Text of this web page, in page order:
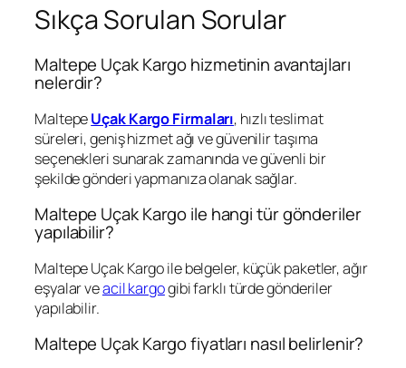
Sıkça Sorulan Sorular
Maltepe Uçak Kargo hizmetinin avantajları
nelerdir?
MaltepeUçak Kargo Firmaları, hızlı teslimat
süreleri, geniş hizmet ağı ve güvenilir taşıma
seçenekleri sunarak zamanında ve güvenli bir
şekilde gönderi yapmanıza olanak sağlar.
Maltepe Uçak Kargo ile hangi tür gönderiler
yapılabilir?
Maltepe Uçak Kargo ile belgeler, küçük paketler, ağır
eşyalar veacil kargogibi farklı türde gönderiler
yapılabilir.
Maltepe Uçak Kargo fiyatları nasıl belirlenir?